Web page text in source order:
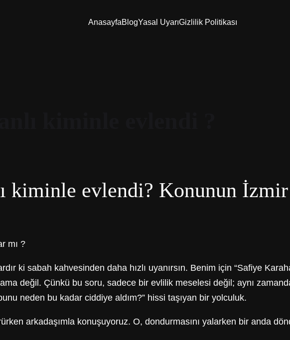
AnasayfaBlogYasal UyarıGizlilik Politikası
kiminle evlendi? Konunun İzmir
mı ?
ki sabah kahvesinden daha hızlı uyanırsın. Benim için “Safiye
değil. Çünkü bu soru, sadece bir evlilik meselesi değil; aynı
neden bu kadar ciddiye aldım?” hissi taşıyan bir yolculuk.
arkadaşımla konuşuyoruz. O, dondurmasını yalarken bir anda